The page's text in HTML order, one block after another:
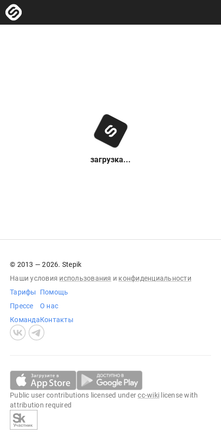
загрузка...
© 2013 — 2026. Stepik
Наши условия использования и конфиденциальности
Тарифы
Прессе
Команда
Помощь
О нас
Контакты
Public user contributions licensed undercc-wiki license with
attribution required